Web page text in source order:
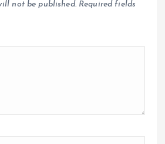
not be published. Required fields